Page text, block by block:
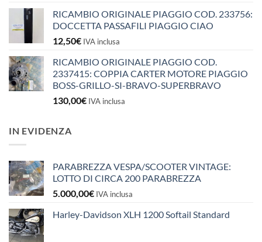
RICAMBIO ORIGINALE PIAGGIO COD. 233756:
DOCCETTA PASSAFILI PIAGGIO CIAO
12,50€ IVA inclusa
RICAMBIO ORIGINALE PIAGGIO COD.
2337415: COPPIA CARTER MOTORE PIAGGIO
BOSS-GRILLO-SI-BRAVO-SUPERBRAVO
130,00€ IVA inclusa
IN EVIDENZA
PARABREZZA VESPA/SCOOTER VINTAGE:
LOTTO DI CIRCA 200 PARABREZZA
5.000,00€ IVA inclusa
Harley-Davidson XLH 1200 Softail Standard